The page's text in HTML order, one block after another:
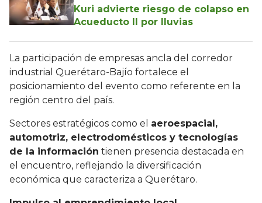
Kuri advierte riesgo de colapso en
Acueducto II por lluvias
La participación de empresas ancla del corredor
industrial Querétaro-Bajío fortalece el
posicionamiento del evento como referente en la
región centro del país.
Sectores estratégicos como el aeroespacial,
automotriz, electrodomésticos y tecnologías
de la información tienen presencia destacada en
el encuentro, reflejando la diversificación
económica que caracteriza a Querétaro.